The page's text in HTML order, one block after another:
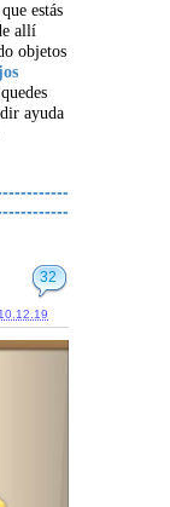
estás
allí
objetos
ayuda
32